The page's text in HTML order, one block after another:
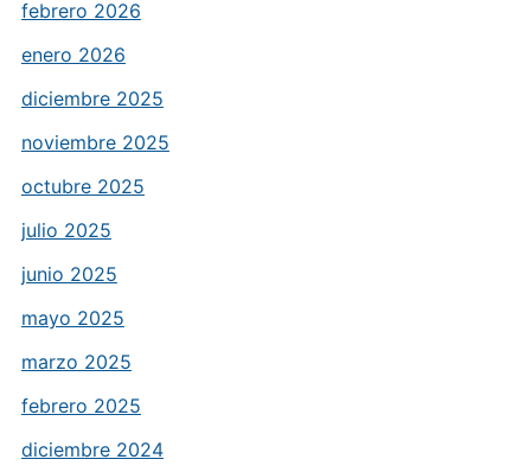
febrero 2026
enero 2026
diciembre 2025
noviembre 2025
octubre 2025
julio 2025
junio 2025
mayo 2025
marzo 2025
febrero 2025
diciembre 2024